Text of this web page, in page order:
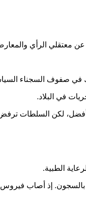
معتقلي الرأي
أفضل، لكن السلطات
الطبية.
إذ أصاب فيروس